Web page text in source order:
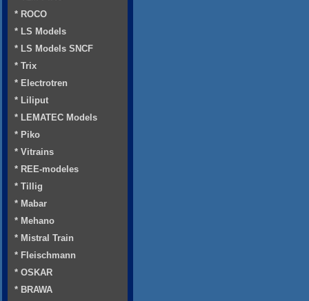
* ROCO
* LS Models
* LS Models SNCF
* Trix
* Electrotren
* Liliput
* LEMATEC Models
* Piko
* Vitrains
* REE-modeles
* Tillig
* Mabar
* Mehano
* Mistral Train
* Fleischmann
* OSKAR
* BRAWA